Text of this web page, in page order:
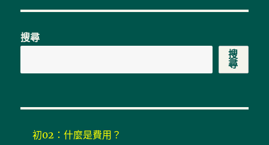
案〉
搜尋
搜
尋
初02：什麼是費用？